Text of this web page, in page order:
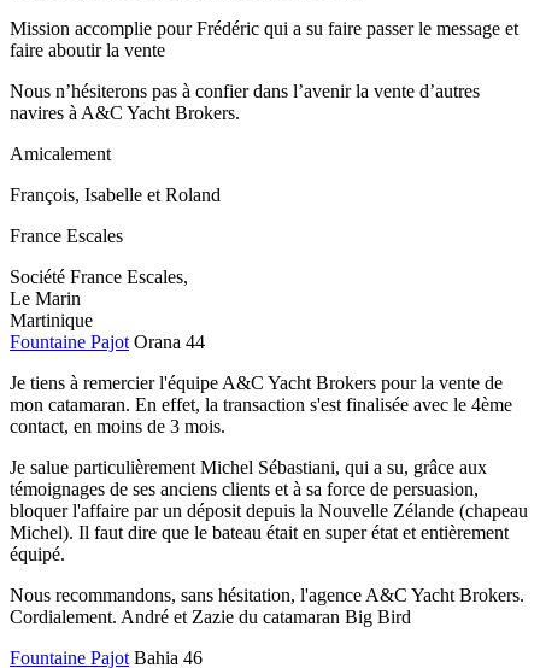
Mission accomplie pour Frédéric qui a su faire passer le message et
faire aboutir la vente
Nous n’hésiterons pas à confier dans l’avenir la vente d’autres
navires à A&C Yacht Brokers.
Amicalement
François, Isabelle et Roland
France Escales
Société France Escales,
Le Marin
Martinique
Fountaine Pajot Orana 44
Je tiens à remercier l'équipe A&C Yacht Brokers pour la vente de
mon catamaran. En effet, la transaction s'est finalisée avec le 4ème
contact, en moins de 3 mois.
Je salue particulièrement Michel Sébastiani, qui a su, grâce aux
témoignages de ses anciens clients et à sa force de persuasion,
bloquer l'affaire par un déposit depuis la Nouvelle Zélande (chapeau
Michel). Il faut dire que le bateau était en super état et entièrement
équipé.
Nous recommandons, sans hésitation, l'agence A&C Yacht Brokers.
Cordialement. André et Zazie du catamaran Big Bird
Fountaine Pajot Bahia 46